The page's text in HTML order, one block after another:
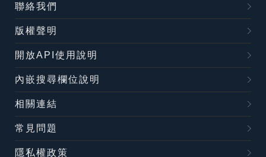
聯絡我們
版權聲明
開放API使用說明
內嵌搜尋欄位說明
相關連結
常見問題
隱私權政策